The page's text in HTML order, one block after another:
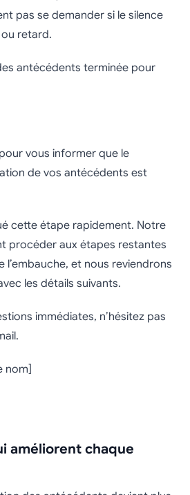
pas se demander si le silence
retard.
antécédents terminée pour
vous informer que le
de vos antécédents est
cette étape rapidement. Notre
procéder aux étapes restantes
l’embauche, et nous reviendrons
les détails suivants.
immédiates, n’hésitez pas
nom]
améliorent chaque